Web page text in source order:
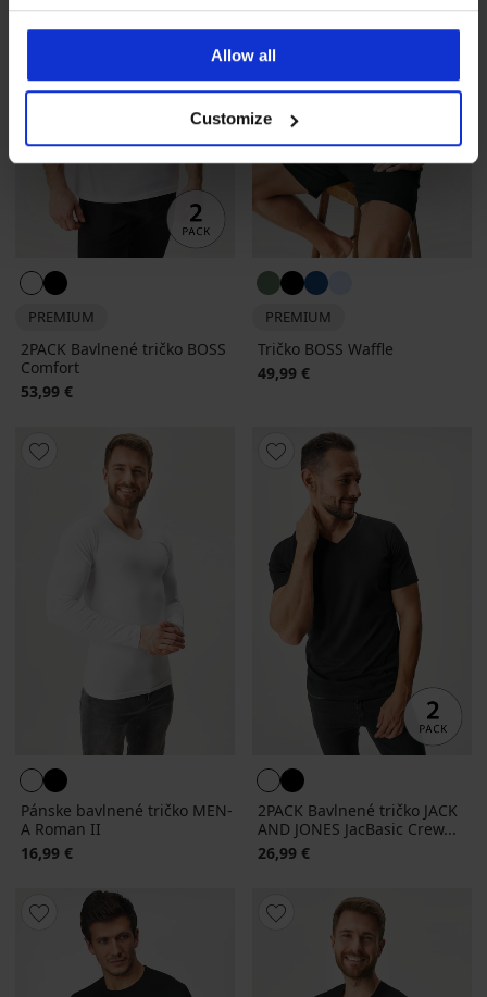
Allow all
Customize
PREMIUM
2PACK Bavlnené tričko BOSS
Comfort
53,99 €
PREMIUM
Tričko BOSS Waffle
49,99 €
Pánske bavlnené tričko MEN-
A Roman II
16,99 €
2PACK Bavlnené tričko JACK
AND JONES JacBasic Crew...
26,99 €